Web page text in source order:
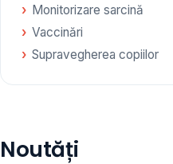
Monitorizare sarcină
Vaccinări
Supravegherea copiilor
Noutăți